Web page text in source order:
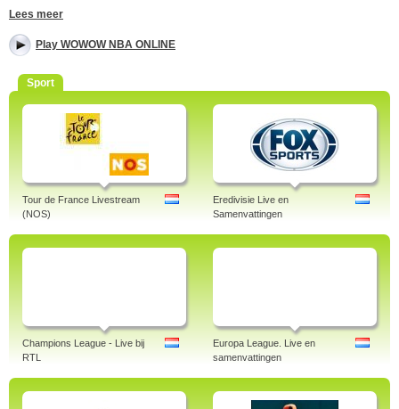
Lees meer
Play WOWOW NBA ONLINE
Sport
Tour de France Livestream
(NOS)
Eredivisie Live en
Samenvattingen
Champions League - Live bij
RTL
Europa League. Live en
samenvattingen